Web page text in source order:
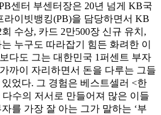
센터 부센터장은 20년 넘게 KB국
라이빗뱅킹(PB)을 담당하면서 KB
수상, 카드 2만500장 신규 유치,
누구도 따라잡기 힘든 화려한 이
다도 그는 대한민국 1퍼센트 부자
까이 자리하면서 돈을 다루는 그들
었다. 그 경험은 베스트셀러 <한
수의 저서로 만들어져 많은 이들
를 가장 잘 아는 그가 말하는 ‘부